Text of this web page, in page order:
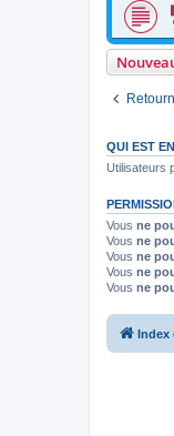
QUI EST
Utilisateurs
Vous ne
Vous ne
Vous ne
Vous ne
Vous ne
Index